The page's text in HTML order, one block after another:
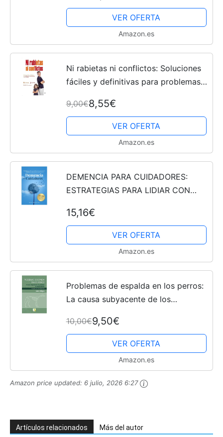
VER OFERTA
Amazon.es
Ni rabietas ni conflictos: Soluciones
fáciles y definitivas para problemas
(Bolsillo)
9,00€8,55€
VER OFERTA
Amazon.es
DEMENCIA PARA CUIDADORES:
ESTRATEGIAS PARA LIDIAR CON
Y CONSEJOS PARA CUIDAR DE UN
SER QUERIDO EN CASA (Cuidado de
la demencia,...
15,16€
VER OFERTA
Amazon.es
Problemas de espalda en los perros:
La causa subyacente de los
COLECCION)
10,00€9,50€
VER OFERTA
Amazon.es
Amazon price updated: 6 julio, 2026 6:27
Artículos relacionados Más del autor